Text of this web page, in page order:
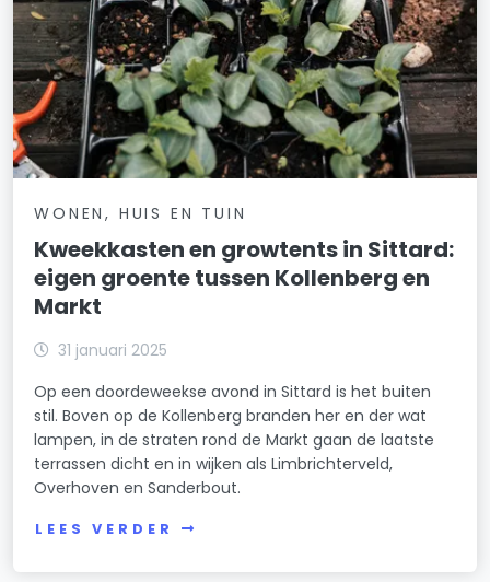
WONEN, HUIS EN TUIN
Kweekkasten en growtents in Sittard:
eigen groente tussen Kollenberg en
Markt
31 januari 2025
Op een doordeweekse avond in Sittard is het buiten
stil. Boven op de Kollenberg branden her en der wat
lampen, in de straten rond de Markt gaan de laatste
terrassen dicht en in wijken als Limbrichterveld,
Overhoven en Sanderbout.
LEES VERDER